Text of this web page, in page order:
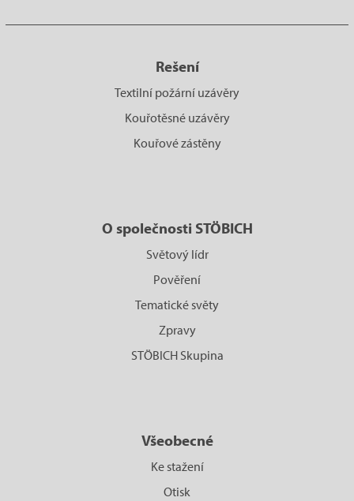
Rešení
Textilní požární uzávěry
Kouřotěsné uzávěry
Kouřové zástěny
O společnosti STÖBICH
Světový lídr
Pověření
Tematické světy
Zpravy
STÖBICH Skupina
Všeobecné
Ke stažení
Otisk